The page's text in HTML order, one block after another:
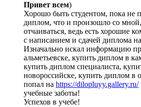
Привет всем)
Хорошо быть студентом, пока не
диплом, что и произошло со
отчаиваться, ведь есть хорошие
с написанием и сдачей диплома
Изначально искал информацию
альметьевске, купить диплом в
купить диплом специалиста,
новороссийске, купить диплом в
попал на https://dilopluyy.gallery.ru/
учебные заботы!
Успехов в учебе!